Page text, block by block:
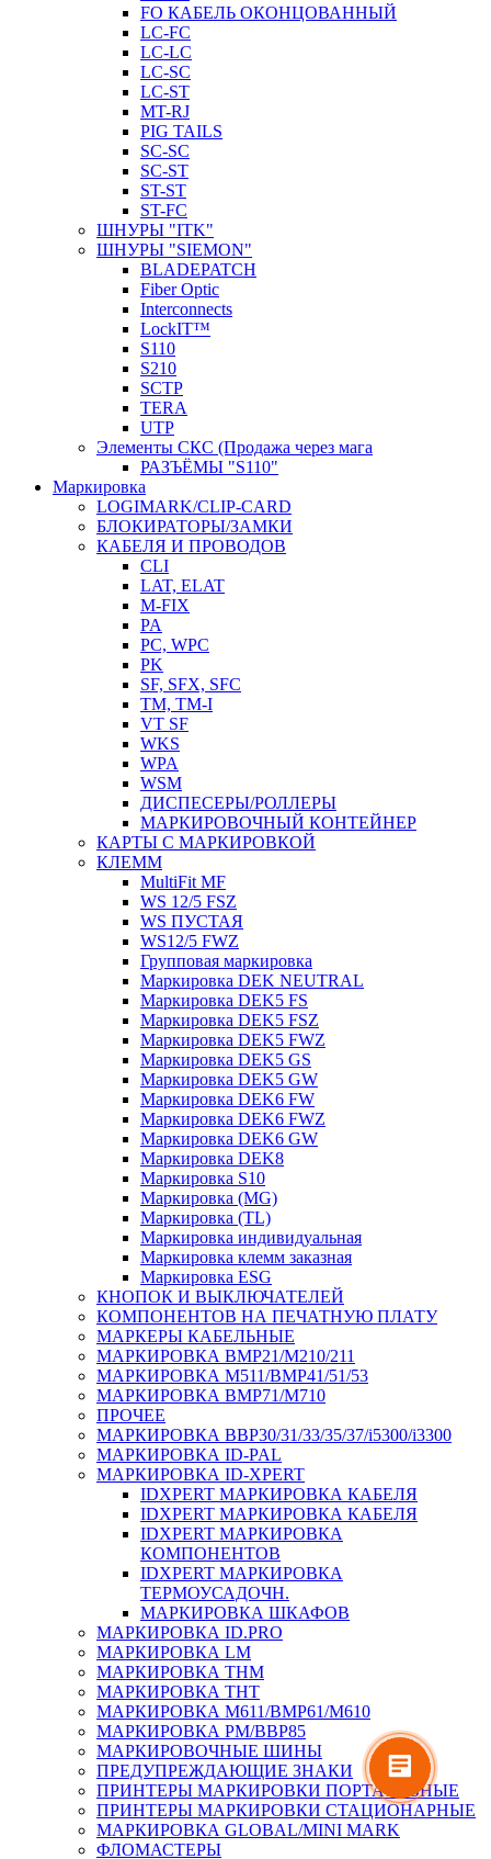
FO КАБЕЛЬ ОКОНЦОВАННЫЙ
LC-FC
LC-LC
LC-SC
LС-ST
MT-RJ
PIG TAILS
SC-SC
SC-ST
ST-ST
ST-FC
ШНУРЫ "ITK"
ШНУРЫ "SIEMON"
BLADEPATCH
Fiber Optic
Interconnects
LockIT™
S110
S210
SCTP
TERA
UTP
Элементы СКС (Продажа через мага
РАЗЪЁМЫ "S110"
Маркировка
LOGIMARK/CLIP-CARD
БЛОКИРАТОРЫ/ЗАМКИ
КАБЕЛЯ И ПРОВОДОВ
CLI
LAT, ELAT
M-FIX
PA
PC, WРС
PK
SF, SFX, SFC
TM, TM-I
VT SF
WKS
WPA
WSM
ДИСПЕСЕРЫ/РОЛЛЕРЫ
МАРКИРОВОЧНЫЙ КОНТЕЙНЕР
КАРТЫ С МАРКИРОВКОЙ
КЛЕММ
MultiFit MF
WS 12/5 FSZ
WS ПУСТАЯ
WS12/5 FWZ
Групповая маркировка
Маркировка DEK NEUTRAL
Маркировка DEK5 FS
Маркировка DEK5 FSZ
Маркировка DEK5 FWZ
Маркировка DEK5 GS
Маркировка DEK5 GW
Маркировка DEK6 FW
Маркировка DEK6 FWZ
Маркировка DEK6 GW
Маркировка DEK8
Маркировка S10
Маркировка (MG)
Маркировка (TL)
Маркировка индивидуальная
Маркировка клемм заказная
Маркировка ESG
КНОПОК И ВЫКЛЮЧАТЕЛЕЙ
КОМПОНЕНТОВ НА ПЕЧАТНУЮ ПЛАТУ
МАРКЕРЫ КАБЕЛЬНЫЕ
МАРКИРОВКА BMP21/M210/211
МАРКИРОВКА M511/BMP41/51/53
МАРКИРОВКА BMP71/M710
ПРОЧЕЕ
МАРКИРОВКА BBP30/31/33/35/37/i5300/i3300
МАРКИРОВКА ID-PAL
МАРКИРОВКА ID-XPERT
IDXPERT МАРКИРОВКА КАБЕЛЯ
IDXPERT МАРКИРОВКА КАБЕЛЯ
IDXPERT МАРКИРОВКА
КОМПОНЕНТОВ
IDXPERT МАРКИРОВКА
ТЕРМОУСАДОЧН.
МАРКИРОВКА ШКАФОВ
МАРКИРОВКА ID.PRO
МАРКИРОВКА LM
МАРКИРОВКА THM
МАРКИРОВКА THT
МАРКИРОВКА M611/BMP61/M610
МАРКИРОВКА PM/BBP85
МАРКИРОВОЧНЫЕ ШИНЫ
ПРЕДУПРЕЖДАЮЩИЕ ЗНАКИ
ПРИНТЕРЫ МАРКИРОВКИ ПОРТАТИВНЫЕ
ПРИНТЕРЫ МАРКИРОВКИ СТАЦИОНАРНЫЕ
МАРКИРОВКА GLOBAL/MINI MARK
ФЛОМАСТЕРЫ